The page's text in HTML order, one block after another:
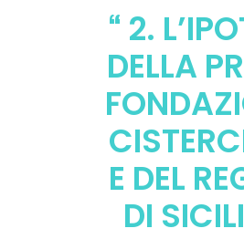
2.
DELLA
E DEL
DI